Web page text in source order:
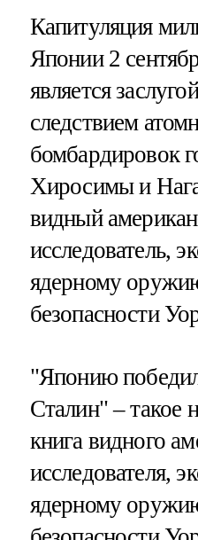
Капитуляция
Японии 2
является
следствием
бомбардировок
Хиросимы и
видный
исследователь,
ядерному
безопасности
"Японию
Сталин" – такое
книга видного
исследователя,
ядерному